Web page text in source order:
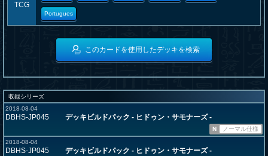
TCG
Portugues
このカードを使用したデッキを検索
収録シリーズ
2018-08-04
DBHS-JP045 デッキビルドパック - ヒドゥン・サモナーズ -
N
ノーマル仕様
2018-08-04
DBHS-JP045 デッキビルドパック - ヒドゥン・サモナーズ -